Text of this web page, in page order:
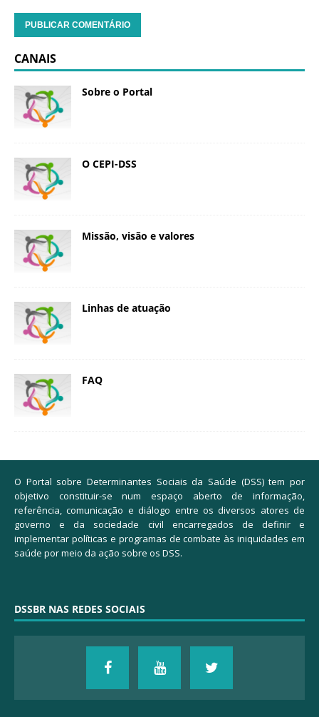
CANAIS
Sobre o Portal
O CEPI-DSS
Missão, visão e valores
Linhas de atuação
FAQ
O Portal sobre Determinantes Sociais da Saúde (DSS) tem por
objetivo constituir-se num espaço aberto de informação,
referência, comunicação e diálogo entre os diversos atores de
governo e da sociedade civil encarregados de definir e
implementar políticas e programas de combate às iniquidades em
saúde por meio da ação sobre os DSS.
DSSBR NAS REDES SOCIAIS